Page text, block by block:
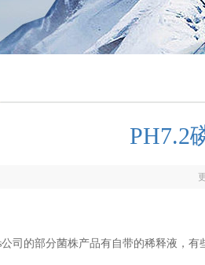
PH7.2
公司的部分菌株产品有自带的稀释液，